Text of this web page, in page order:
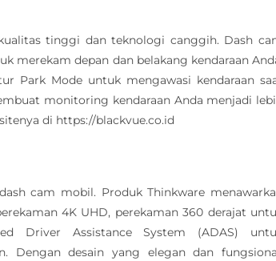
tinggi dan teknologi canggih. Dash
merekam depan dan belakang kendaraan
Park Mode untuk mengawasi kendaraan
monitoring kendaraan Anda menjadi
di https://blackvue.co.id
cam mobil. Produk Thinkware
4K UHD, perekaman 360 derajat
Driver Assistance System (ADAS)
Dengan desain yang elegan dan